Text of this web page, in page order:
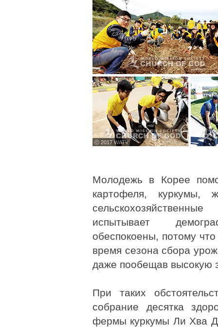
ⓒ 2017 WATV
Молодежь в Корее
картофеля, куркумы,
испытывает
обеспокоены, потому
время сезона сбора
даже пообещав высокую
При таких
собрание десятка
фермы куркумы Ли Хва